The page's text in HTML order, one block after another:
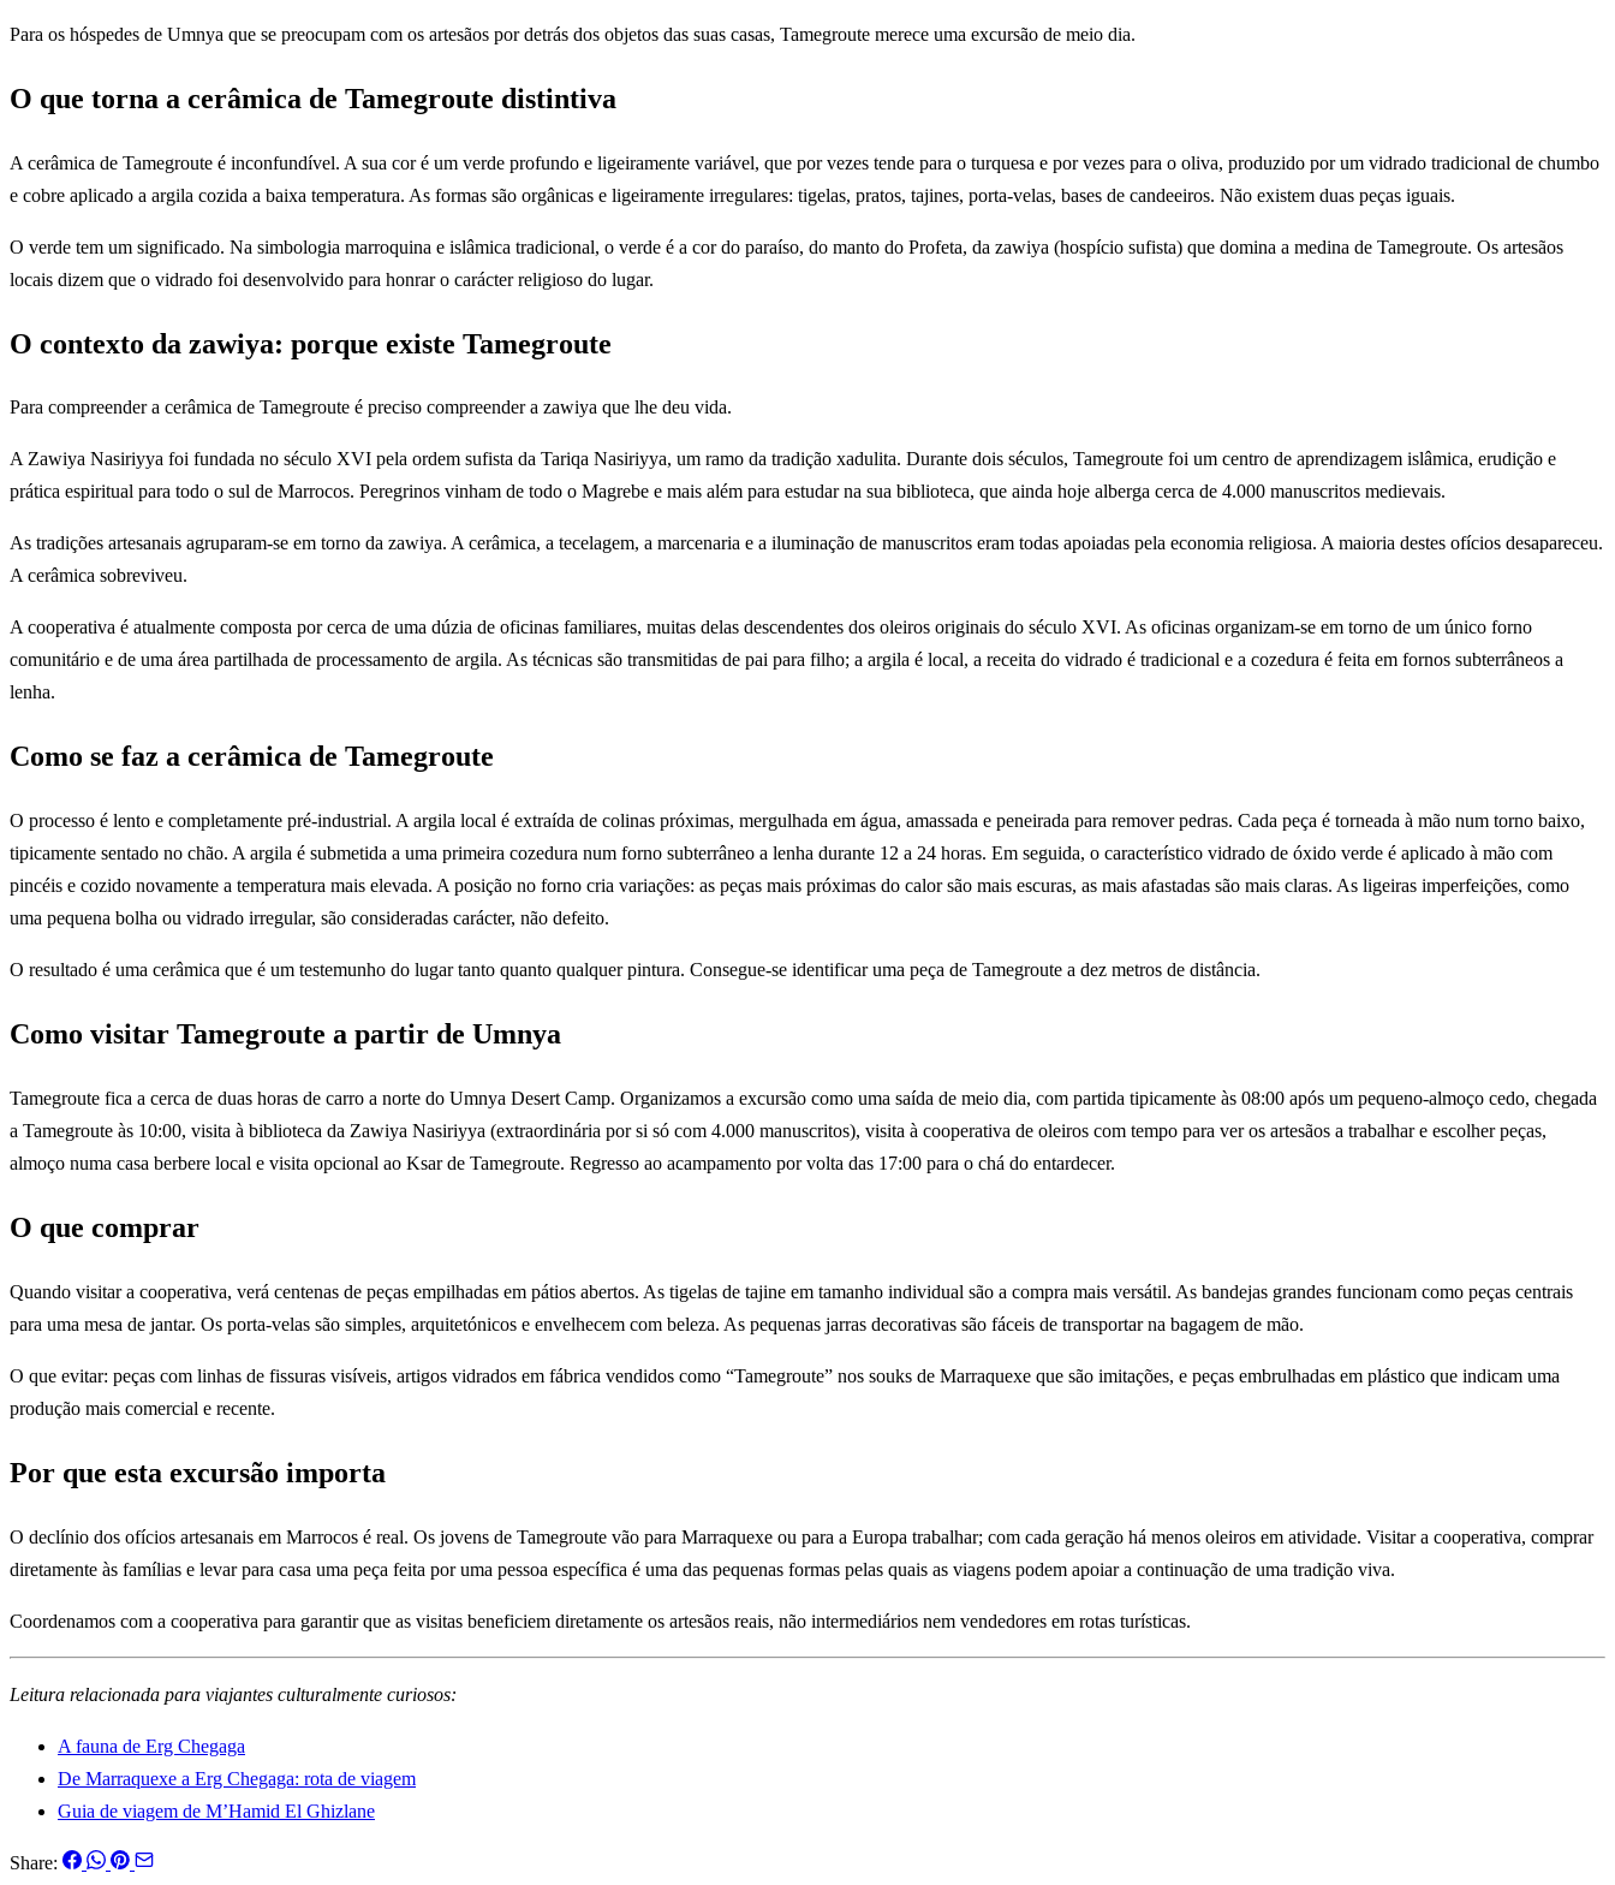
Para os hóspedes de Umnya que se preocupam com os artesãos por detrás dos objetos das suas casas, Tamegroute merece uma excursão de meio dia.
O que torna a cerâmica de Tamegroute distintiva
A cerâmica de Tamegroute é inconfundível. A sua cor é um verde profundo e ligeiramente variável, que por vezes tende para o turquesa e por vezes para o oliva, produzido por um vidrado tradicional de chumbo
e cobre aplicado a argila cozida a baixa temperatura. As formas são orgânicas e ligeiramente irregulares: tigelas, pratos, tajines, porta-velas, bases de candeeiros. Não existem duas peças iguais.
O verde tem um significado. Na simbologia marroquina e islâmica tradicional, o verde é a cor do paraíso, do manto do Profeta, da zawiya (hospício sufista) que domina a medina de Tamegroute. Os artesãos
locais dizem que o vidrado foi desenvolvido para honrar o carácter religioso do lugar.
O contexto da zawiya: porque existe Tamegroute
Para compreender a cerâmica de Tamegroute é preciso compreender a zawiya que lhe deu vida.
A Zawiya Nasiriyya foi fundada no século XVI pela ordem sufista da Tariqa Nasiriyya, um ramo da tradição xadulita. Durante dois séculos, Tamegroute foi um centro de aprendizagem islâmica, erudição e
prática espiritual para todo o sul de Marrocos. Peregrinos vinham de todo o Magrebe e mais além para estudar na sua biblioteca, que ainda hoje alberga cerca de 4.000 manuscritos medievais.
As tradições artesanais agruparam-se em torno da zawiya. A cerâmica, a tecelagem, a marcenaria e a iluminação de manuscritos eram todas apoiadas pela economia religiosa. A maioria destes ofícios desapareceu.
A cerâmica sobreviveu.
A cooperativa é atualmente composta por cerca de uma dúzia de oficinas familiares, muitas delas descendentes dos oleiros originais do século XVI. As oficinas organizam-se em torno de um único forno
comunitário e de uma área partilhada de processamento de argila. As técnicas são transmitidas de pai para filho; a argila é local, a receita do vidrado é tradicional e a cozedura é feita em fornos subterrâneos a
lenha.
Como se faz a cerâmica de Tamegroute
O processo é lento e completamente pré-industrial. A argila local é extraída de colinas próximas, mergulhada em água, amassada e peneirada para remover pedras. Cada peça é torneada à mão num torno baixo,
tipicamente sentado no chão. A argila é submetida a uma primeira cozedura num forno subterrâneo a lenha durante 12 a 24 horas. Em seguida, o característico vidrado de óxido verde é aplicado à mão com
pincéis e cozido novamente a temperatura mais elevada. A posição no forno cria variações: as peças mais próximas do calor são mais escuras, as mais afastadas são mais claras. As ligeiras imperfeições, como
uma pequena bolha ou vidrado irregular, são consideradas carácter, não defeito.
O resultado é uma cerâmica que é um testemunho do lugar tanto quanto qualquer pintura. Consegue-se identificar uma peça de Tamegroute a dez metros de distância.
Como visitar Tamegroute a partir de Umnya
Tamegroute fica a cerca de duas horas de carro a norte do Umnya Desert Camp. Organizamos a excursão como uma saída de meio dia, com partida tipicamente às 08:00 após um pequeno-almoço cedo, chegada
a Tamegroute às 10:00, visita à biblioteca da Zawiya Nasiriyya (extraordinária por si só com 4.000 manuscritos), visita à cooperativa de oleiros com tempo para ver os artesãos a trabalhar e escolher peças,
almoço numa casa berbere local e visita opcional ao Ksar de Tamegroute. Regresso ao acampamento por volta das 17:00 para o chá do entardecer.
O que comprar
Quando visitar a cooperativa, verá centenas de peças empilhadas em pátios abertos. As tigelas de tajine em tamanho individual são a compra mais versátil. As bandejas grandes funcionam como peças centrais
para uma mesa de jantar. Os porta-velas são simples, arquitetónicos e envelhecem com beleza. As pequenas jarras decorativas são fáceis de transportar na bagagem de mão.
O que evitar: peças com linhas de fissuras visíveis, artigos vidrados em fábrica vendidos como “Tamegroute” nos souks de Marraquexe que são imitações, e peças embrulhadas em plástico que indicam uma
produção mais comercial e recente.
Por que esta excursão importa
O declínio dos ofícios artesanais em Marrocos é real. Os jovens de Tamegroute vão para Marraquexe ou para a Europa trabalhar; com cada geração há menos oleiros em atividade. Visitar a cooperativa, comprar
diretamente às famílias e levar para casa uma peça feita por uma pessoa específica é uma das pequenas formas pelas quais as viagens podem apoiar a continuação de uma tradição viva.
Coordenamos com a cooperativa para garantir que as visitas beneficiem diretamente os artesãos reais, não intermediários nem vendedores em rotas turísticas.
Leitura relacionada para viajantes culturalmente curiosos:
A fauna de Erg Chegaga
De Marraquexe a Erg Chegaga: rota de viagem
Guia de viagem de M’Hamid El Ghizlane
Share: